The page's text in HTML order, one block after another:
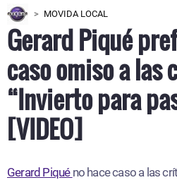
MOVIDA LOCAL
Gerard Piqué
caso omiso a las
“Invierto para
[VIDEO]
Gerard Piqué no hace caso a las